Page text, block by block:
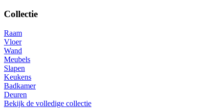
Collectie
Raam
Vloer
Wand
Meubels
Slapen
Keukens
Badkamer
Deuren
Bekijk de volledige collectie